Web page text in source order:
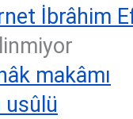
İbrâhim
makâmı
usûlü